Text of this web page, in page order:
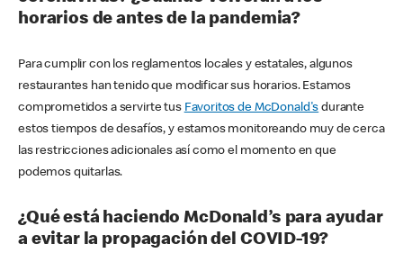
horarios de antes de la pandemia?
Para cumplir con los reglamentos locales y estatales, algunos
restaurantes han tenido que modificar sus horarios. Estamos
comprometidos a servirte tus Favoritos de McDonald's durante
estos tiempos de desafíos, y estamos monitoreando muy de cerca
las restricciones adicionales así como el momento en que
podemos quitarlas.
¿Qué está haciendo McDonald’s para ayudar
a evitar la propagación del COVID-19?